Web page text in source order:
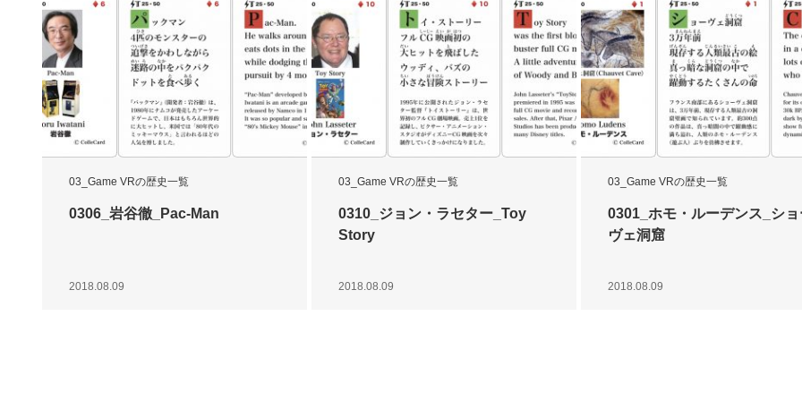
03_Game VRの歴史一覧
0306_岩谷徹_Pac-Man
2018.08.09
03_Game VRの歴史一覧
0310_ジョン・ラセター_Toy
Story
2018.08.09
03_Game VRの歴史一覧
0301_ホモ・ルーデンス_ショ
ヴェ洞窟
2018.08.09